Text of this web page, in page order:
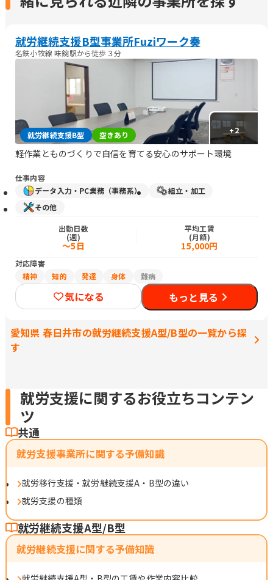
就労継続支援B型事業所Fuziワーク奏
名鉄小牧線 味鋺駅から徒歩３分
+2
就労継続支援B型 空きあり
軽作業とものづくりで自信を育てる安心のサポート環境
仕事内容
データ入力・PC業務（事務系）
組立・加工
その他
出勤日数
(週)
～5日
平均工賃
(月額)
15,000円
対応障害
精神
知的 発達 身体 難病
気になる もっと見る
愛知県 春日井市の就労継続支援A型/B型の一覧から探
す
就労支援に関するお役立ちコンテン
ツ
共通
就労支援事業所に関する予備知識
就労移行支援・就労継続支援A・B型の違い
就労支援の種類
就労継続支援A型/B型
就労継続支援に関する予備知識